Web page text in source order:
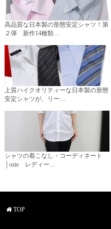
高品質な日本製の形態安定シャツ！第
２弾 新作14種類…
上質ハイクオリティーな日本製の形態
安定シャツが、リー…
シャツの着こなし・コーディネート
│ozie レディー…
TOP